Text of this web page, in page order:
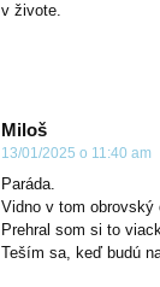
v živote.
Miloš
13/01/2025 o 11:40 am
Paráda.
Vidno v tom obrovský
Prehral som si to
Teším sa, keď budú